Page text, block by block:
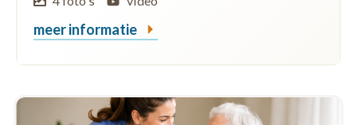
meer informatie